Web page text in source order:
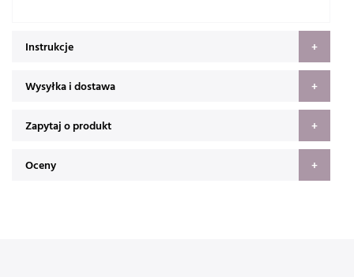
Instrukcje
Wysyłka i dostawa
Zapytaj o produkt
Oceny